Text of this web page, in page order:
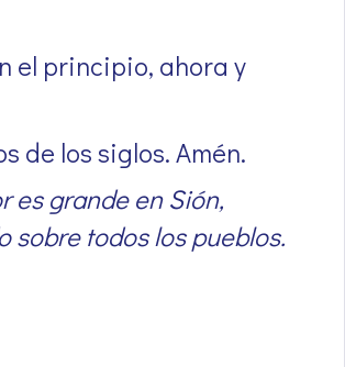
el principio, ahora y
de los siglos. Amén.
es grande en Sión,
sobre todos los pueblos.